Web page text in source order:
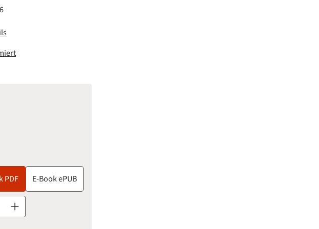
PDF
E-Book ePUB
den gewünschten Wert ein oder benutze die Schaltflächen um die Anzahl zu erhöhen